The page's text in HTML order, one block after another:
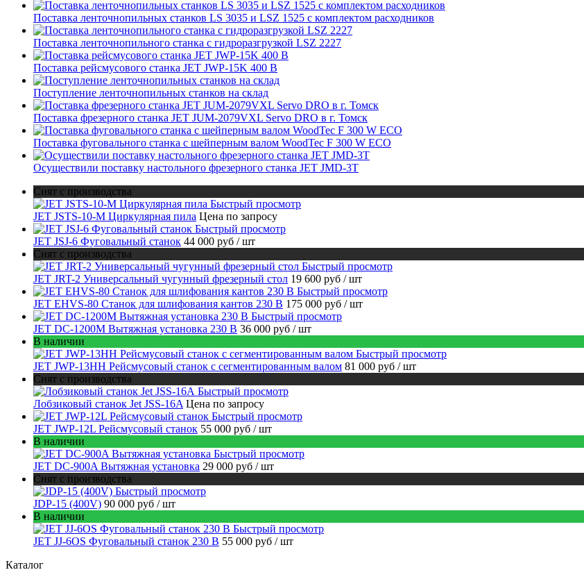
Поставка ленточнопильных станков LS 3035 и LSZ 1525 с комплектом расходников
Поставка ленточнопильного станка c гидроразгрузкой LSZ 2227
Поставка рейсмусового станка JET JWP-15K 400 В
Поступление ленточнопильных станков на склад
Поставка фрезерного станка JET JUM-2079VXL Servo DRO в г. Томск
Поставка фуговального станка с шейперным валом WoodTec F 300 W ECO
Осуществили поставку настольного фрезерного станка JET JMD-3T
Снят с производства
Быстрый просмотр
JET JSTS-10-M Циркулярная пила Цена по запросу
Быстрый просмотр
JET JSJ-6 Фуговальный станок 44 000 руб / шт
Снят с производства
Быстрый просмотр
JET JRT-2 Универсальный чугунный фрезерный стол 19 600 руб / шт
Быстрый просмотр
JET EHVS-80 Станок для шлифования кантов 230 В 175 000 руб / шт
Быстрый просмотр
JET DC-1200M Вытяжная установка 230 В 36 000 руб / шт
В наличии
Быстрый просмотр
JET JWP-13HH Рейсмусовый станок с сегментированным валом 81 000 руб / шт
Снят с производства
Быстрый просмотр
Лобзиковый станок Jet JSS-16A Цена по запросу
Быстрый просмотр
JET JWP-12L Рейсмусовый станок 55 000 руб / шт
В наличии
Быстрый просмотр
JET DC-900A Вытяжная установка 29 000 руб / шт
Снят с производства
Быстрый просмотр
JDP-15 (400V) 90 000 руб / шт
В наличии
Быстрый просмотр
JET JJ-6OS Фуговальный станок 230 В 55 000 руб / шт
Каталог